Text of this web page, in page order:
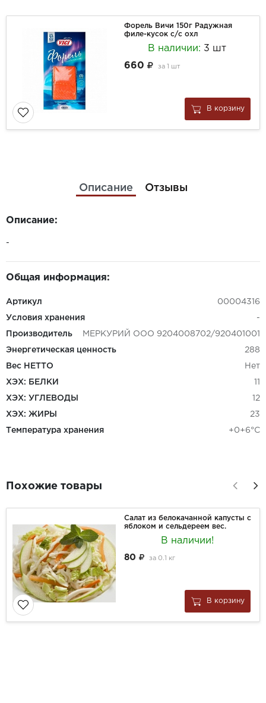
Форель Вичи 150г Радужная
филе-кусок с/с охл
В наличии: 3 шт
660
за 1 шт
В корзину
Описание Отзывы
Описание:
-
Общая информация:
Артикул 00004316
Условия хранения -
Производитель МЕРКУРИЙ ООО 9204008702/920401001
Энергетическая ценность 288
Вес НЕТТО Нет
ХЭХ: БЕЛКИ
ХЭХ: УГЛЕВОДЫ 12
ХЭХ: ЖИРЫ 23
Температура хранения +0+6°C
Похожие товары
Салат из белокачанной капусты с
яблоком и сельдереем вес.
В наличии!
80 за 0.1 кг
В корзину